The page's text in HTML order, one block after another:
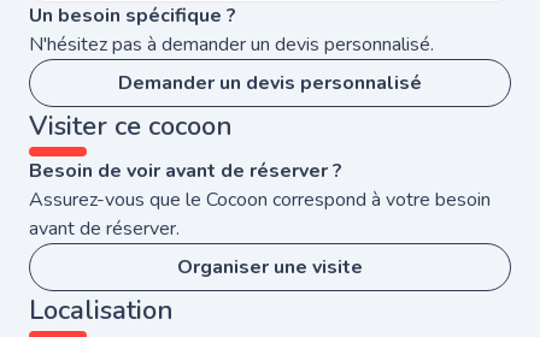
Un besoin spécifique ?
N'hésitez pas à demander un devis personnalisé.
Demander un devis personnalisé
Visiter ce cocoon
Besoin de voir avant de réserver ?
Assurez-vous que le Cocoon correspond à votre besoin
avant de réserver.
Organiser une visite
Localisation